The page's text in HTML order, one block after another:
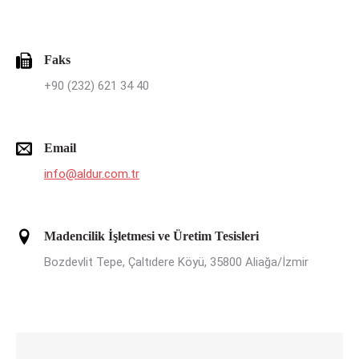
Faks
+90 (232) 621 34 40
Email
info@aldur.com.tr
Madencilik İşletmesi ve Üretim Tesisleri
Bozdevlit Tepe, Çaltıdere Köyü, 35800 Aliağa/İzmir